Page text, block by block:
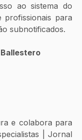
ao sistema do
profissionais para
subnotificados.
e colabora para
| Jornal